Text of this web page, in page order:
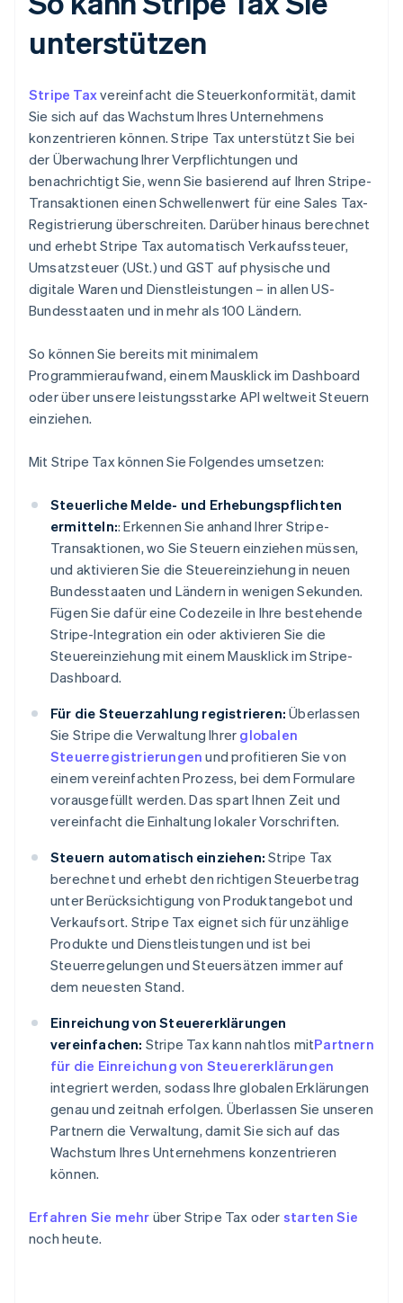
unterstützen
Stripe Taxvereinfacht die Steuerkonformität, damit
Sie sich auf das Wachstum Ihres Unternehmens
konzentrieren können. Stripe Tax unterstützt Sie bei
der Überwachung Ihrer Verpflichtungen und
benachrichtigt Sie, wenn Sie basierend auf Ihren Stripe-
Transaktionen einen Schwellenwert für eine Sales Tax-
Registrierung überschreiten. Darüber hinaus berechnet
und erhebt Stripe Tax automatisch Verkaufssteuer,
Umsatzsteuer (USt.) und GST auf physische und
digitale Waren und Dienstleistungen – in allen US-
Bundesstaaten und in mehr als 100 Ländern.
So können Sie bereits mit minimalem
Programmieraufwand, einem Mausklick im Dashboard
oder über unsere leistungsstarke API weltweit Steuern
einziehen.
Mit Stripe Tax können Sie Folgendes umsetzen:
Steuerliche Melde- und Erhebungspflichten
ermitteln:: Erkennen Sie anhand Ihrer Stripe-
Transaktionen, wo Sie Steuern einziehen müssen,
und aktivieren Sie die Steuereinziehung in neuen
Bundesstaaten und Ländern in wenigen Sekunden.
Fügen Sie dafür eine Codezeile in Ihre bestehende
Stripe-Integration ein oder aktivieren Sie die
Steuereinziehung mit einem Mausklick im Stripe-
Dashboard.
Für die Steuerzahlung registrieren: Überlassen
Sie Stripe die Verwaltung Ihrer globalen
Steuerregistrierungen und profitieren Sie von
einem vereinfachten Prozess, bei dem Formulare
vorausgefüllt werden. Das spart Ihnen Zeit und
vereinfacht die Einhaltung lokaler Vorschriften.
Steuern automatisch einziehen: Stripe Tax
berechnet und erhebt den richtigen Steuerbetrag
unter Berücksichtigung von Produktangebot und
Verkaufsort. Stripe Tax eignet sich für unzählige
Produkte und Dienstleistungen und ist bei
Steuerregelungen und Steuersätzen immer auf
dem neuesten Stand.
Einreichung von Steuererklärungen
vereinfachen: Stripe Tax kann nahtlos mitPartnern
für die Einreichung von Steuererklärungen
integriert werden, sodass Ihre globalen Erklärungen
genau und zeitnah erfolgen. Überlassen Sie unseren
Partnern die Verwaltung, damit Sie sich auf das
Wachstum Ihres Unternehmens konzentrieren
können.
Erfahren Sie mehr über Stripe Tax oder starten Sie
noch heute.